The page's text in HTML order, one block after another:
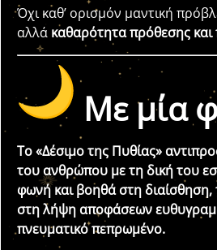
Όχι καθ’ ορισμόν μαντική
αλλά καθαρότητα πρόθεσης
Με μία
Το «Δέσιμο της Πυθίας»
του ανθρώπου με τη δική του
φωνή και βοηθά στη διαίσθηση,
στη λήψη αποφάσεων
πνευματικό πεπρωμένο.